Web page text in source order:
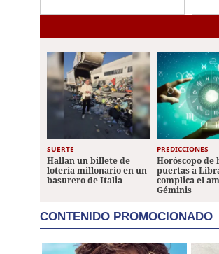
SUERTE
Hallan un billete de
lotería millonario en un
basurero de Italia
PREDICCIONES
Horóscopo de
puertas a
complica el
Géminis
CONTENIDO PROMOCIONADO